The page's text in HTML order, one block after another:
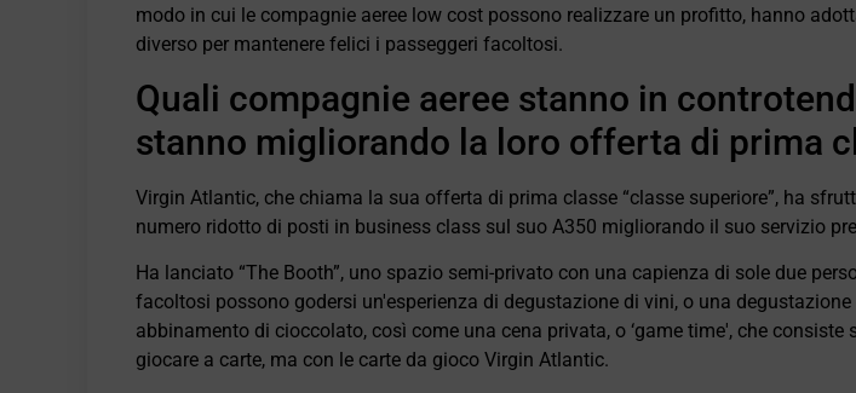
modo in cui le compagnie aeree low cost possono realizzare un profitto, hanno
diverso per mantenere felici i passeggeri facoltosi.
Quali compagnie aeree stanno in
stanno migliorando la loro offerta di prima
Virgin Atlantic, che chiama la sua offerta di prima classe “classe superiore”, ha
numero ridotto di posti in business class sul suo A350 migliorando il suo servizio
Ha lanciato “The Booth”, uno spazio semi-privato con una capienza di sole due
facoltosi possono godersi un'esperienza di degustazione di vini, o una
abbinamento di cioccolato, così come una cena privata, o ‘game time', che consiste
giocare a carte, ma con le carte da gioco Virgin Atlantic.